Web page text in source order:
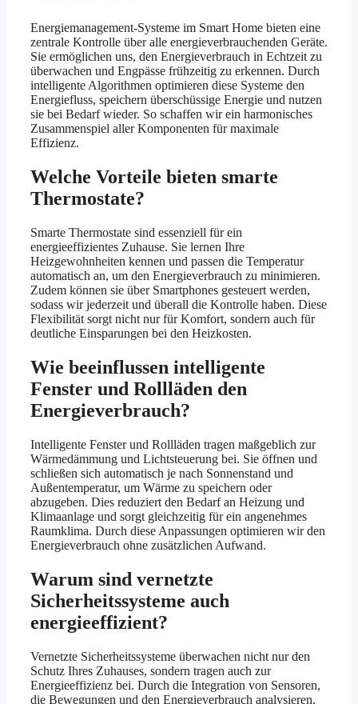
Energiemanagement-Systeme im Smart Home bieten eine
zentrale Kontrolle über alle energieverbrauchenden Geräte.
Sie ermöglichen uns, den Energieverbrauch in Echtzeit zu
überwachen und Engpässe frühzeitig zu erkennen. Durch
intelligente Algorithmen optimieren diese Systeme den
Energiefluss, speichern überschüssige Energie und nutzen
sie bei Bedarf wieder. So schaffen wir ein harmonisches
Zusammenspiel aller Komponenten für maximale
Effizienz.
Welche Vorteile bieten smarte
Thermostate?
Smarte Thermostate sind essenziell für ein
energieeffizientes Zuhause. Sie lernen Ihre
Heizgewohnheiten kennen und passen die Temperatur
automatisch an, um den Energieverbrauch zu minimieren.
Zudem können sie über Smartphones gesteuert werden,
sodass wir jederzeit und überall die Kontrolle haben. Diese
Flexibilität sorgt nicht nur für Komfort, sondern auch für
deutliche Einsparungen bei den Heizkosten.
Wie beeinflussen intelligente
Fenster und Rollläden den
Energieverbrauch?
Intelligente Fenster und Rollläden tragen maßgeblich zur
Wärmedämmung und Lichtsteuerung bei. Sie öffnen und
schließen sich automatisch je nach Sonnenstand und
Außentemperatur, um Wärme zu speichern oder
abzugeben. Dies reduziert den Bedarf an Heizung und
Klimaanlage und sorgt gleichzeitig für ein angenehmes
Raumklima. Durch diese Anpassungen optimieren wir den
Energieverbrauch ohne zusätzlichen Aufwand.
Warum sind vernetzte
Sicherheitssysteme auch
energieeffizient?
Vernetzte Sicherheitssysteme überwachen nicht nur den
Schutz Ihres Zuhauses, sondern tragen auch zur
Energieeffizienz bei. Durch die Integration von Sensoren,
die Bewegungen und den Energieverbrauch analysieren,